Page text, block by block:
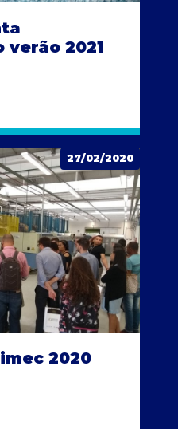
2021
27/02/2020
2020